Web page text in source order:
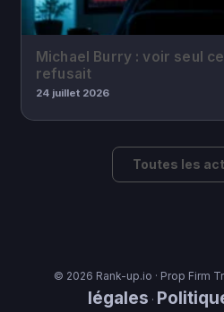
Michael Burry : voir seul
refusait
24 juillet 2026
Toutes les
© 2026 Rank-up.io · Prop Firm
légales ·